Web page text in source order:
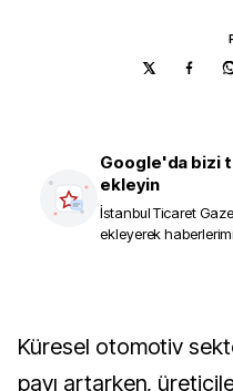
Google'da bizi
ekleyin
İstanbul Ticaret
ekleyerek
Küresel otomotiv sektöründe elektrikli araçların
payı artarken,